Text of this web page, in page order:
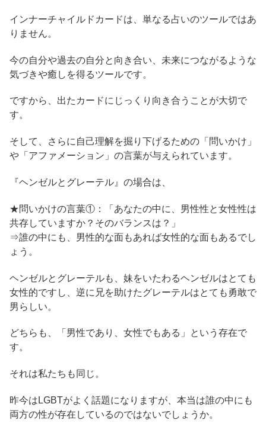
インナーチャイルドカードは、単なる占いのツールではあ
りません。
今の自分や過去の自分と向き合い、未来につながるような
気づきや癒しを得るツールです。
ですから、出たカードにじっくり向き合うことが大切で
す。
そして、さらに自己理解を掘り下げるための「問いかけ」
や「アファメーション」の言葉が与えられています。
『ヘンゼルとグレーテル』の場合は、
★問いかけの言葉①：「あなたの中に、男性性と女性性は
共存していますか？そのバランスは？」
⇒誰の中にも、男性的な面もあれば女性的な面もあるでし
ょう。
ヘンゼルとグレーテルも、妹をいたわるヘンゼルはとても
女性的ですし、逆に兄を助けたグレーテルはとても勇敢で
男らしい。
どちらも、「男性であり、女性でもある」という存在で
す。
それは私たちも同じ。
昨今はLGBTがよく話題になりますが、本当は誰の中にも
両方の性が存在しているのではないでしょうか。